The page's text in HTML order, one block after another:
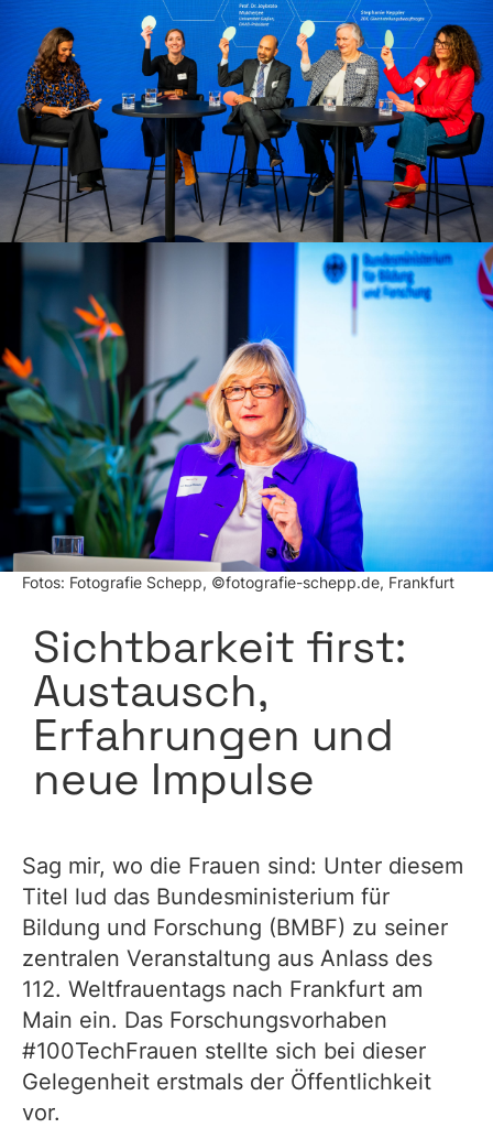
Fotos: Fotografie Schepp, ©fotografie-schepp.de, Frankfurt
Sichtbarkeit first:
Austausch,
Erfahrungen und
neue Impulse
Sag mir, wo die Frauen sind: Unter diesem
Titel lud das Bundesministerium für
Bildung und Forschung (BMBF) zu seiner
zentralen Veranstaltung aus Anlass des
112. Weltfrauentags nach Frankfurt am
Main ein. Das Forschungsvorhaben
#100TechFrauen stellte sich bei dieser
Gelegenheit erstmals der Öffentlichkeit
vor.